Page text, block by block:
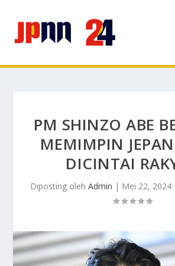
PM SHINZO ABE
MEMIMPIN
DICINTAI
Diposting oleh Admin | Mei 22, 2024